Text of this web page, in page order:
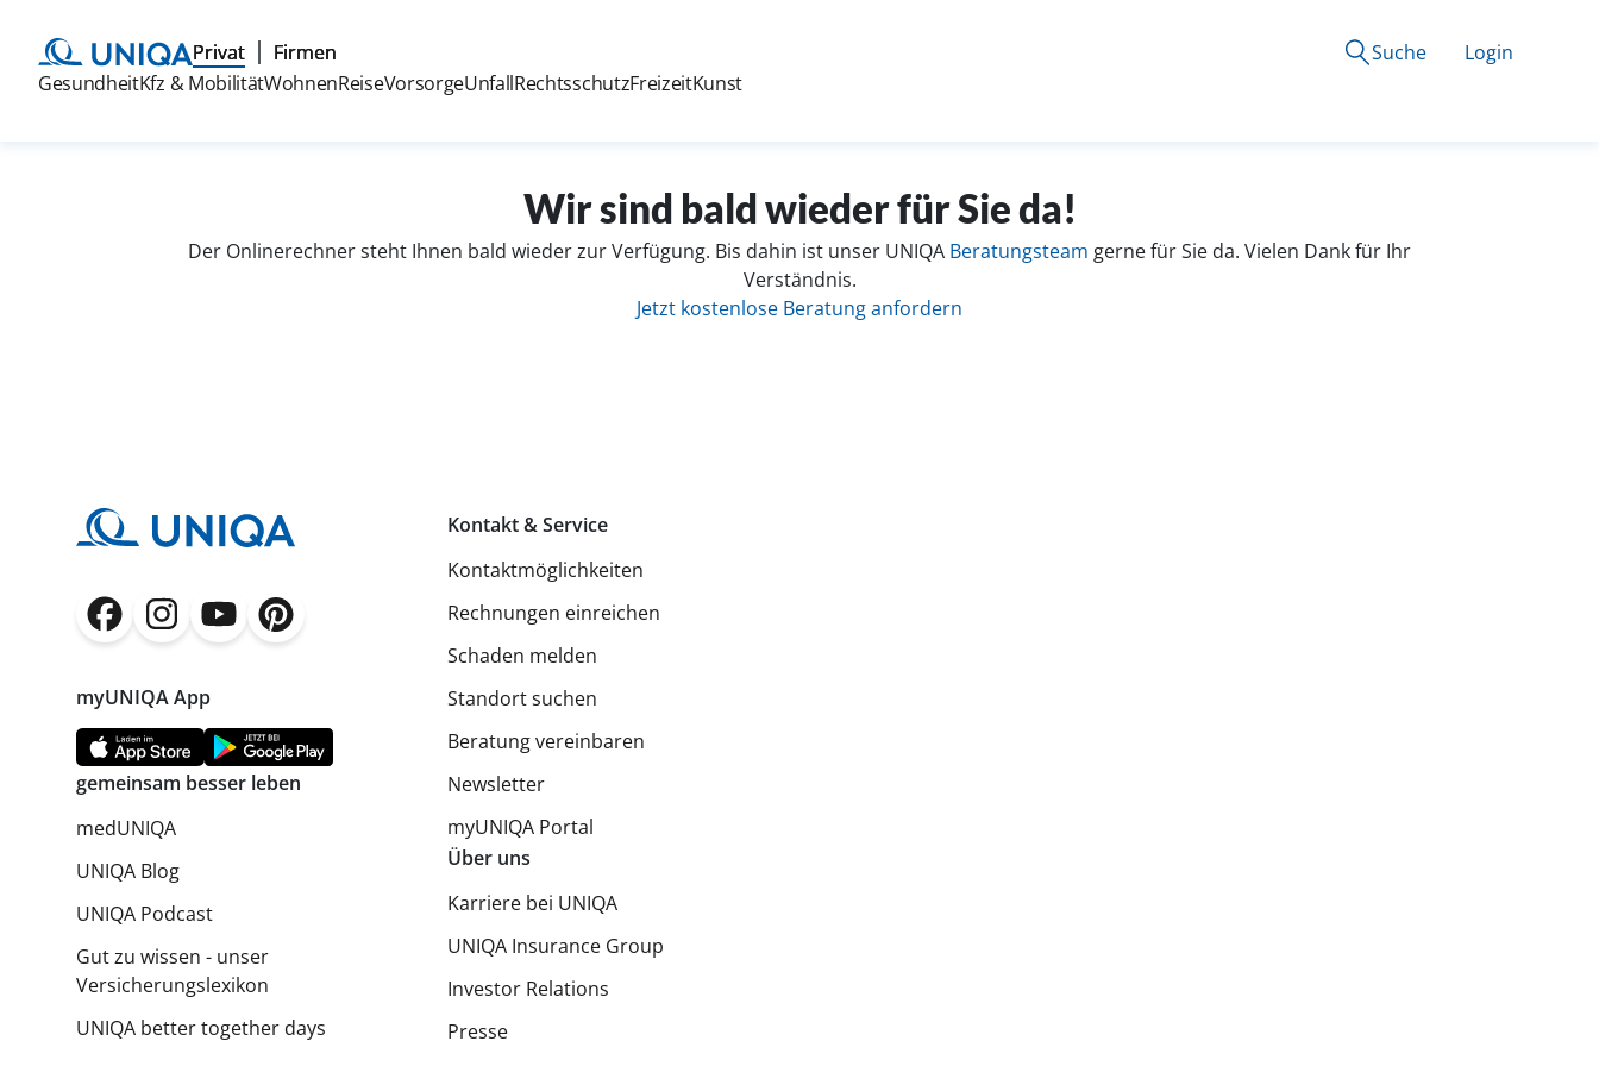
Privat Firmen Suche
Login
GesundheitKfz & MobilitätWohnenReiseVorsorgeUnfallRechtsschutzFreizeitKunst
Wir sind bald wieder für Sie da!
Der Onlinerechner steht Ihnen bald wieder zur Verfügung. Bis dahin ist unser UNIQA Beratungsteam gerne für Sie da. Vielen Dank für Ihr
Verständnis.
Jetzt kostenlose Beratung anfordern
myUNIQA App
gemeinsam besser leben
medUNIQA
UNIQA Blog
UNIQA Podcast
Gut zu wissen - unser
Versicherungslexikon
UNIQA better together days
Kontakt & Service
Kontaktmöglichkeiten
Rechnungen einreichen
Schaden melden
Standort suchen
Beratung vereinbaren
Newsletter
myUNIQA Portal
Über uns
Karriere bei UNIQA
UNIQA Insurance Group
Investor Relations
Presse